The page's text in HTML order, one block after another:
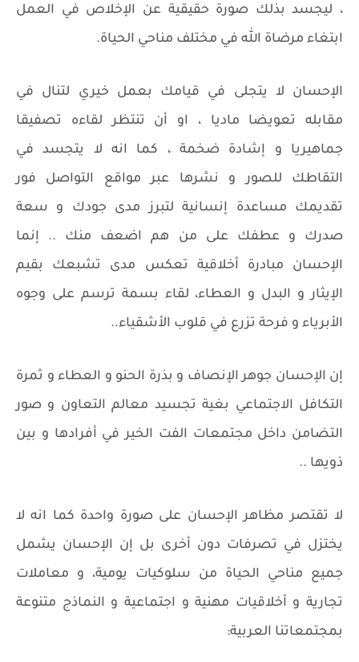
، ليجسد بذلك صورة حقيقية عن الإخلاص في العمل
ابتغاء مرضاة الله في مختلف مناحي الحياة.
الإحسان لا يتجلى في قيامك بعمل خيري لتنال في
مقابله تعويضا ماديا ، او أن تنتظر لقاءه تصفيقا
جماهيريا و إشادة ضخمة ، كما انه لا يتجسد في
التقاطك للصور و نشرها عبر مواقع التواصل فور
تقديمك مساعدة إنسانية لتبرز مدى جودك و سعة
صدرك و عطفك على من هم اضعف منك .. إنما
الإحسان مبادرة أخلاقية تعكس مدى تشبعك بقيم
الإيثار و البدل و العطاء، لقاء بسمة ترسم على وجوه
الأبرياء و فرحة تزرع في قلوب الأشقياء..
إن الإحسان جوهر الإنصاف و بذرة الحنو و العطاء و ثمرة
التكافل الاجتماعي بغية تجسيد معالم التعاون و صور
التضامن داخل مجتمعات الفت الخير في أفرادها و بين
ذويها ..
لا تقتصر مظاهر الإحسان على صورة واحدة كما انه لا
يختزل في تصرفات دون أخرى بل إن الإحسان يشمل
جميع مناحي الحياة من سلوكيات يومية، و معاملات
تجارية و أخلاقيات مهنية و اجتماعية و النماذج متنوعة
بمجتمعاتنا العربية: